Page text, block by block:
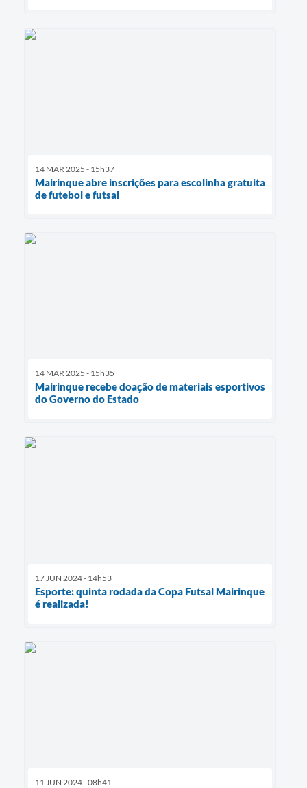
14 MAR 2025 - 15h37
Mairinque abre inscrições para escolinha gratuita
de futebol e futsal
14 MAR 2025 - 15h35
Mairinque recebe doação de materiais esportivos
do Governo do Estado
17 JUN 2024 - 14h53
Esporte: quinta rodada da Copa Futsal Mairinque
é realizada!
11 JUN 2024 - 08h41